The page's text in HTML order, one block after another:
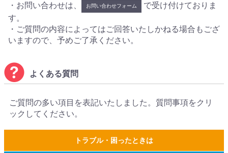
・お問い合わせは、
お問い合わせフォーム
で受け付けておりま
す。
・ご質問の内容によってはご回答いたしかねる場合もござ
いますので、予めご了承ください。
よくある質問
ご質問の多い項目を表記いたしました。質問事項をクリ
ックしてください。
トラブル・困ったときは